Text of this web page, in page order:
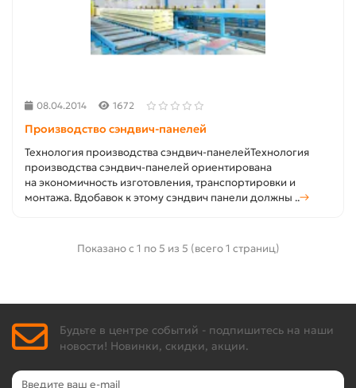
08.04.2014 1672
Производство сэндвич-панелей
Технология производства сэндвич-панелейТехнология
производства сэндвич-панелей ориентирована
на экономичность изготовления, транспортировки и
монтажа. Вдобавок к этому сэндвич панели должны ..→
Показано с 1 по 5 из 5 (всего 1 страниц)
Будьте в центре событий - подпишитесь на наши
новости! Новинки, скидки, акции.